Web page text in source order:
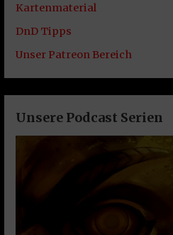
Kartenmaterial
DnD Tipps
Unser Patreon Bereich
Unsere Podcast Serien